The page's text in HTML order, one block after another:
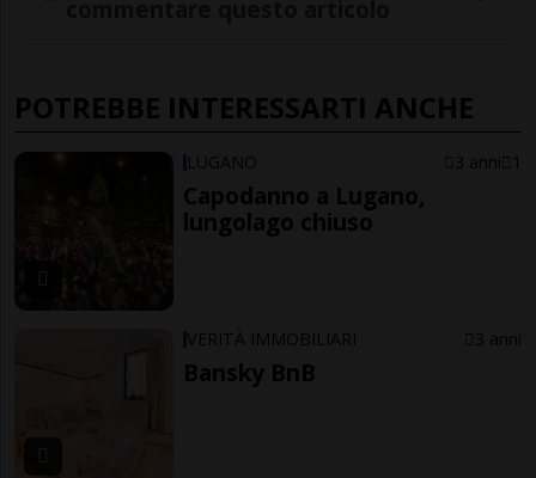
POTREBBE INTERESSARTI ANCHE
LUGANO 3 anni 1
Capodanno a Lugano,
lungolago chiuso
VERITÀ IMMOBILIARI 3 anni
Bansky BnB